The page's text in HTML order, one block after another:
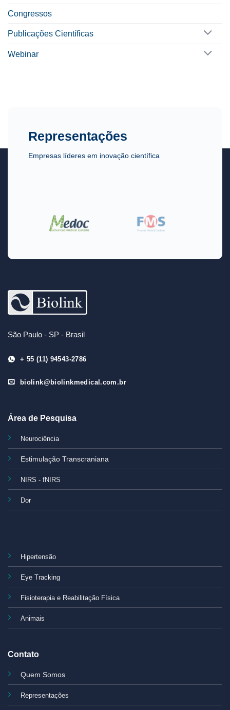
Congressos
Publicações Científicas
Webinar
Representações
Empresas líderes em inovação científica
São Paulo - SP - Brasil
+ 55 (11) 94543-2786
biolink@biolinkmedical.com.br
Área de Pesquisa
Neurociência
Estimulação Transcraniana
NIRS - fNIRS
Dor
Hipertensão
Eye Tracking
Fisioterapia e Reabilitação Física
Animais
Contato
Quem Somos
Representações